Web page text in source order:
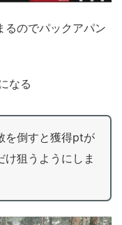
のでパックアパン
なる
を倒すと獲得ptが
狙うようにしま